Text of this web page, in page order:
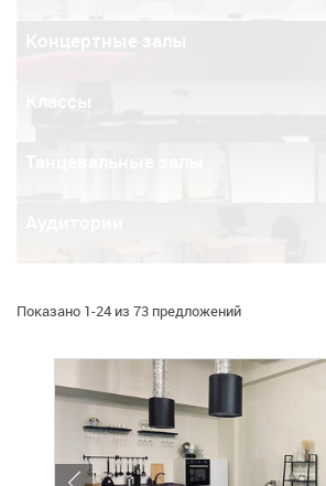
Классы
Показано 1-24 из 73 предложений